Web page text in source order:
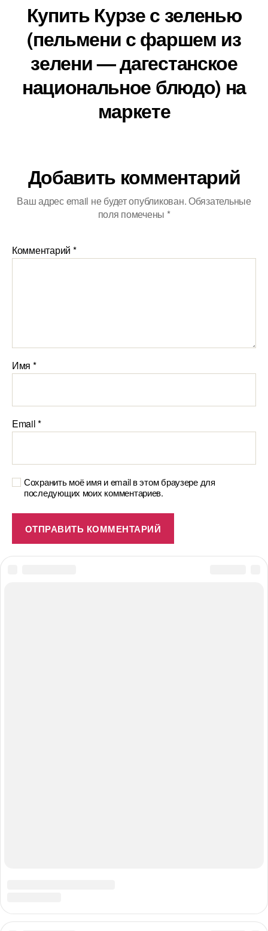
Купить Курзе с зеленью
(пельмени с фаршем из
зелени — дагестанское
национальное блюдо) на
маркете
Добавить комментарий
Ваш адрес email не будет опубликован.Обязательные
поля помечены *
Комментарий *
Имя *
Email*
Сохранить моё имя и email в этом браузере для
последующих моих комментариев.